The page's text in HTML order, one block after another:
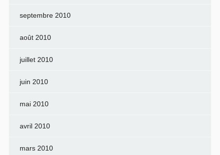
septembre 2010
août 2010
juillet 2010
juin 2010
mai 2010
avril 2010
mars 2010